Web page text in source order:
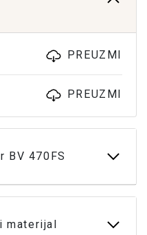
PREUZMI
PREUZMI
BV 470FS
materijal